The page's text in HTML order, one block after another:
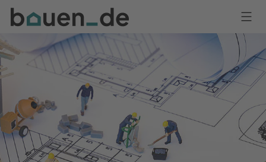
Bauen
Logo
Anmelden